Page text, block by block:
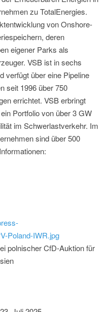
zu TotalEnergies.
von Onshore-
deren
eigener Parks als
VSB ist in sechs
verfügt über eine Pipeline
seit 1996 über 750
errichtet. VSB erbringt
Portfolio von über 3 GW
im Schwerlastverkehr. Im
sind über 500
Poland-IWR.jpg
polnischer CfD-Auktion für